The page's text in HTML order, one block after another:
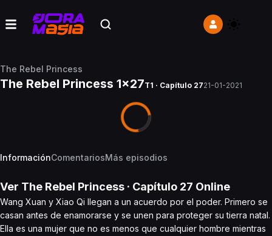
The Rebel Princess
The Rebel Princess 1x27T1 · Capítulo 2721-01-2021
InformaciónComentariosMás episodios
Ver The Rebel Princess · Capítulo 27 Online
Wang Xuan y Xiao Qi llegan a un acuerdo por el poder. Primero se
casan antes de enamorarse y se unen para proteger su tierra natal.
Ella es una mujer que no es menos que cualquier hombre mientras